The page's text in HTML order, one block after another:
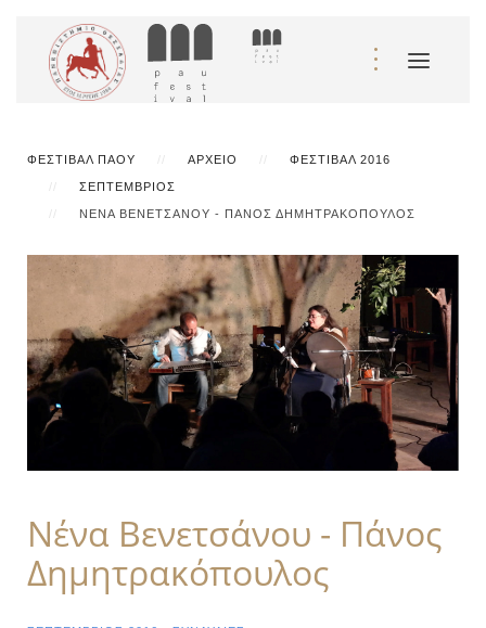
ΦΕΣΤΙΒΆΛ ΠΆΟΥ ΑΡΧΕΊΟ ΦΕΣΤΙΒΆΛ 2016
ΣΕΠΤΈΜΒΡΙΟΣ
ΝΈΝΑ ΒΕΝΕΤΣΆΝΟΥ - ΠΆΝΟΣ ΔΗΜΗΤΡΑΚΌΠΟΥΛΟΣ
Νένα Βενετσάνου - Πάνος
Δημητρακόπουλος